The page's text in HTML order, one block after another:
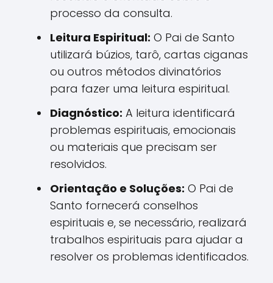
processo da consulta.
Leitura Espiritual: O Pai de Santo
utilizará búzios, tarô, cartas ciganas
ou outros métodos divinatórios
para fazer uma leitura espiritual.
Diagnóstico: A leitura identificará
problemas espirituais, emocionais
ou materiais que precisam ser
resolvidos.
Orientação e Soluções: O Pai de
Santo fornecerá conselhos
espirituais e, se necessário, realizará
trabalhos espirituais para ajudar a
resolver os problemas identificados.